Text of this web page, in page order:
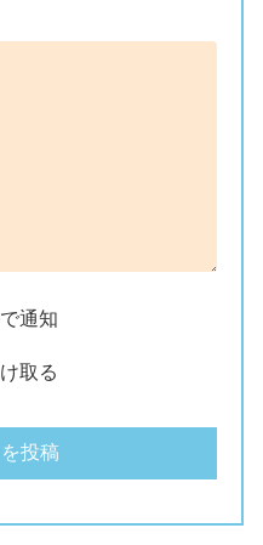
通知
取る